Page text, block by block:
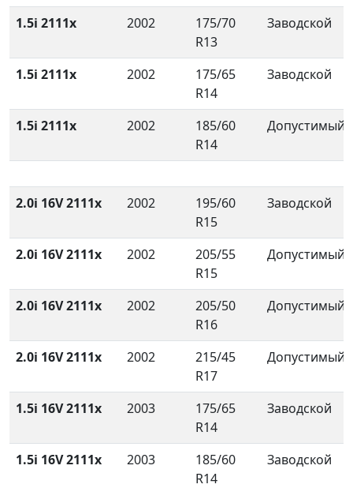
1.5i 2111x 2002
175/70
R13
Заводской
1.5i 2111x 2002
175/65
R14
Заводской
1.5i 2111x 2002
185/60
R14
Допустимый
2.0i 16V 2111x 2002
195/60
R15
Заводской
2.0i 16V 2111x 2002
205/55
R15
Допустимый
2.0i 16V 2111x 2002
205/50
R16
Допустимый
2.0i 16V 2111x 2002
215/45
R17
Допустимый
1.5i 16V 2111x 2003
175/65
R14
Заводской
1.5i 16V 2111x 2003
185/60
R14
Заводской